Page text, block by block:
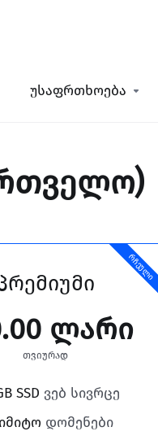
უსაფრთხოება
რჩეული
ლარი
თვიურად
SSD ვებ სივრცე
დომენები